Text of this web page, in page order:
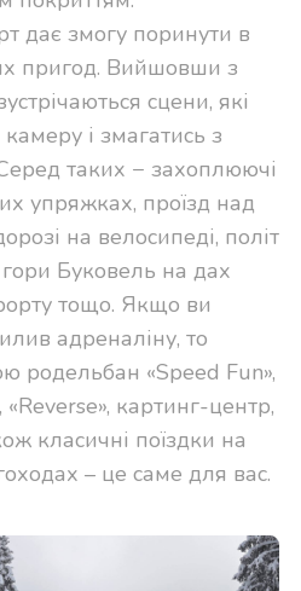
дає змогу поринути в
пригод. Вийшовши з
сцени, які
і змагатись з
таких − захоплюючі
упряжках, проїзд над
на велосипеді, політ
Буковель на дах
тощо. Якщо ви
адреналіну, то
родельбан «Speed Fun»,
«Reverse», картинг-центр,
класичні поїздки на
– це саме для вас.